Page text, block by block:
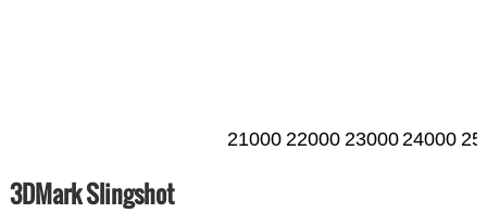
21000 22000 2300024000
3DMark Slingshot